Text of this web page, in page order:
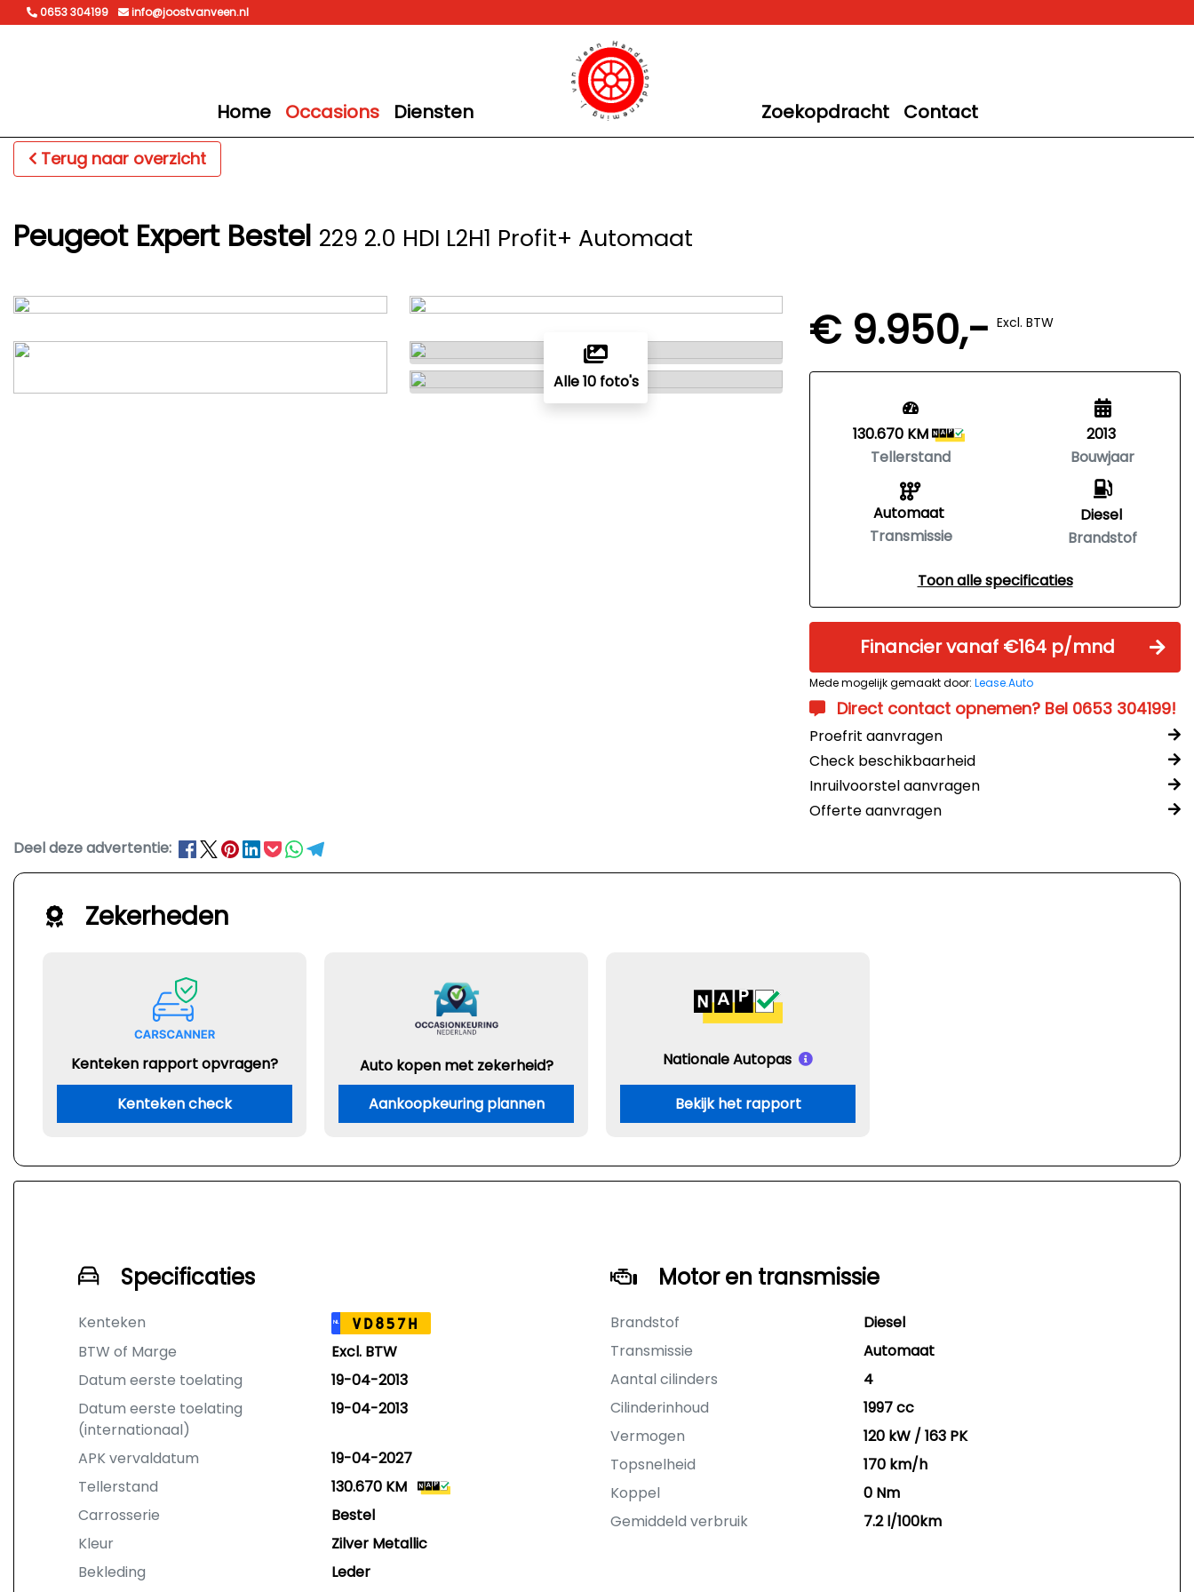
0653 304199 info@joostvanveen.nl
Home Occasions Diensten Zoekopdracht Contact
Terug naar overzicht
Peugeot Expert Bestel 229 2.0 HDI L2H1 Profit+ Automaat
Alle 10 foto's
€ 9.950,- Excl. BTW
130.670 KM
Tellerstand
Automaat
Transmissie
2013
Bouwjaar
Diesel
Brandstof
Toon alle specificaties
Financier vanaf €164 p/mnd
Mede mogelijk gemaakt door: Lease.Auto
Direct contact opnemen? Bel 0653 304199!
Proefrit aanvragen
Check beschikbaarheid
Inruilvoorstel aanvragen
Offerte aanvragen
Deel deze advertentie:
Zekerheden
Kenteken rapport opvragen?
Kenteken check
Auto kopen met zekerheid?
Aankoopkeuring plannen
Nationale Autopas
Bekijk het rapport
Specificaties
Kenteken NL VD857H
BTW of Marge
Excl. BTW
Datum eerste toelating
19-04-2013
Datum eerste toelating
(internationaal)
19-04-2013
APK vervaldatum
19-04-2027
Tellerstand
130.670 KM
Carrosserie
Bestel
Kleur
Zilver Metallic
Bekleding
Leder
Motor en transmissie
Brandstof
Diesel
Transmissie
Automaat
Aantal cilinders
4
Cilinderinhoud
1997 cc
Vermogen
120 kW / 163 PK
Topsnelheid
170 km/h
Koppel
0 Nm
Gemiddeld verbruik
7.2 l/100km